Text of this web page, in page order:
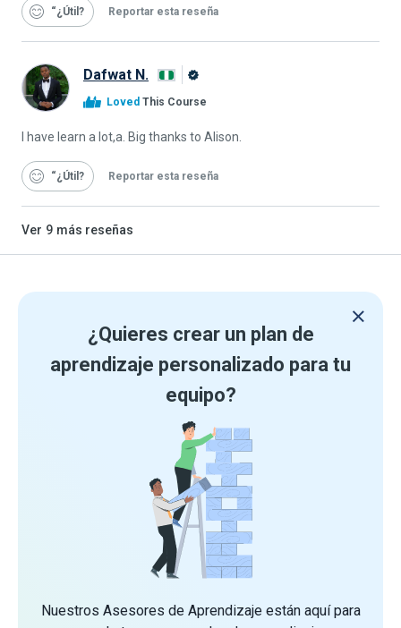
“¿Útil Reportar esta reseña
Dafwat N.
Alison
Loved This Course
I have learn a lot,a. Big thanks to Alison.
“¿Útil Reportar esta reseña
Ver 9 más reseñas
¿Quieres crear un plan de
aprendizaje personalizado para tu
equipo?
Nuestros Asesores de Aprendizaje están aquí para